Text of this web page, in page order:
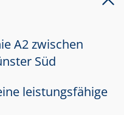
A2 zwischen
Süd
leistungsfähige